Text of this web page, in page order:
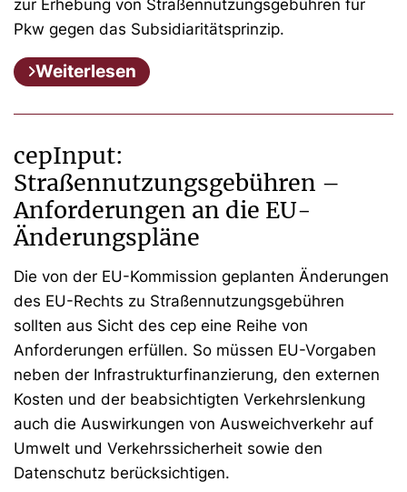
zur Erhebung von Straßennutzungsgebühren für
Pkw gegen das Subsidiaritätsprinzip.
Weiterlesen
cepInput:
Straßennutzungsgebühren –
Anforderungen an die EU-
Änderungspläne
Die von der EU-Kommission geplanten Änderungen
des EU-Rechts zu Straßennutzungsgebühren
sollten aus Sicht des cep eine Reihe von
Anforderungen erfüllen. So müssen EU-Vorgaben
neben der Infrastrukturfinanzierung, den externen
Kosten und der beabsichtigten Verkehrslenkung
auch die Auswirkungen von Ausweichverkehr auf
Umwelt und Verkehrssicherheit sowie den
Datenschutz berücksichtigen.